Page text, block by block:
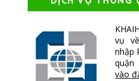
vụ
nhập
vào